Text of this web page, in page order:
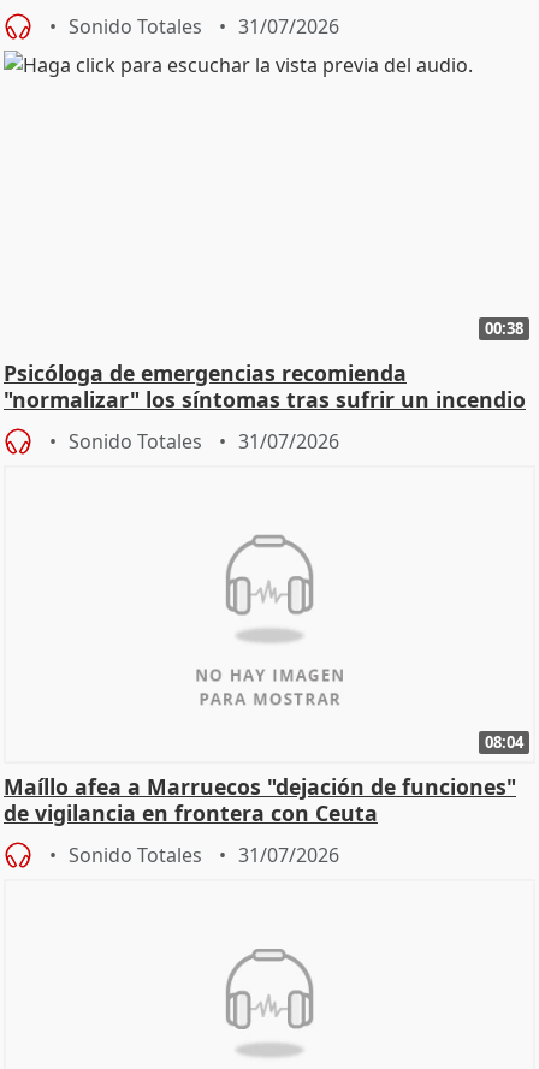
Sonido Totales 31/07/2026
00:38
Psicóloga de emergencias recomienda
"normalizar" los síntomas tras sufrir un incendio
Sonido Totales 31/07/2026
08:04
Maíllo afea a Marruecos "dejación de funciones"
de vigilancia en frontera con Ceuta
Sonido Totales 31/07/2026